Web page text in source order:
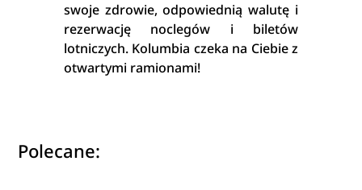
swoje zdrowie, odpowiednią walutę i
rezerwację noclegów i biletów
lotniczych. Kolumbia czeka na Ciebie z
otwartymi ramionami!
Polecane: